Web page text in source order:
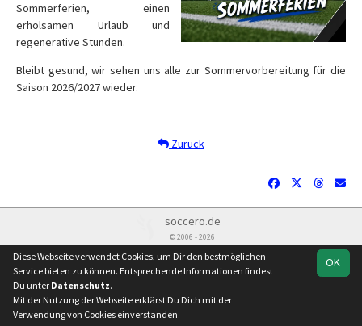
Sommerferien, einen
erholsamen Urlaub und
regenerative Stunden.
Bleibt gesund, wir sehen uns alle zur Sommervorbereitung für die
Saison 2026/2027 wieder.
Zurück
soccero.de
© 2006 - 2026
Besucherstatistik Kontakt Impressum Datenschutz OK
Diese Webseite verwendet Cookies, um Dir den bestmöglichen
Service bieten zu können. Entsprechende Informationen findest
Du unter Datenschutz.
Mit der Nutzung der Webseite erklärst Du Dich mit der
Verwendung von Cookies einverstanden.